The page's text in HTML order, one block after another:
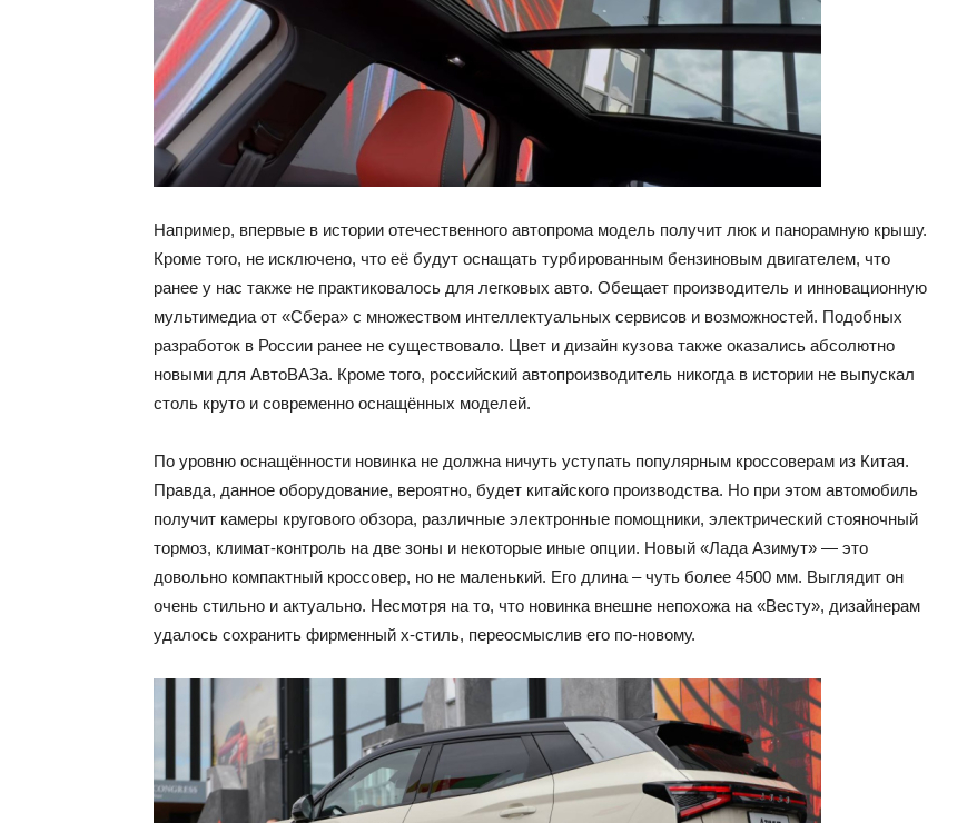
Например, впервые в истории отечественного автопрома модель получит люк и панорамную крышу.
Кроме того, не исключено, что её будут оснащать турбированным бензиновым двигателем, что
ранее у нас также не практиковалось для легковых авто. Обещает производитель и инновационную
мультимедиа от «Сбера» с множеством интеллектуальных сервисов и возможностей. Подобных
разработок в России ранее не существовало. Цвет и дизайн кузова также оказались абсолютно
новыми для АвтоВАЗа. Кроме того, российский автопроизводитель никогда в истории не выпускал
столь круто и современно оснащённых моделей.
По уровню оснащённости новинка не должна ничуть уступать популярным кроссоверам из Китая.
Правда, данное оборудование, вероятно, будет китайского производства. Но при этом автомобиль
получит камеры кругового обзора, различные электронные помощники, электрический стояночный
тормоз, климат-контроль на две зоны и некоторые иные опции. Новый «Лада Азимут» — это
довольно компактный кроссовер, но не маленький. Его длина – чуть более 4500 мм. Выглядит он
очень стильно и актуально. Несмотря на то, что новинка внешне непохожа на «Весту», дизайнерам
удалось сохранить фирменный х-стиль, переосмыслив его по-новому.